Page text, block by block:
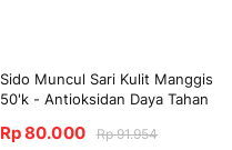
Sido Muncul Sari Kulit Manggis
50'k - Antioksidan Daya Tahan
Rp 80.000 Rp 91.954